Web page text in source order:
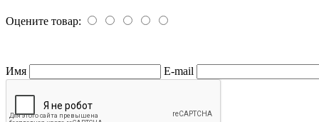
Оцените товар:
Имя E-mail